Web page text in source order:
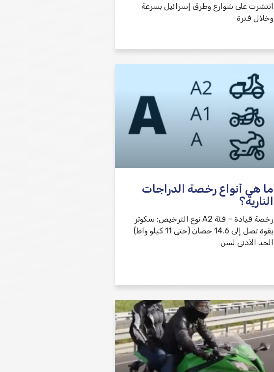
انتشرت على شوارع وطرق إسرائيل بسرعة
وخلال فترة
ما هي أنواع رخصة الدراجات
النارية؟
رخصة قيادة – فئة A2 نوع الترخيص: سكوتر
بقوة تصل إلى 14.6 حصان (حتى 11 كيلو واط)
الحد الأدنى لسن